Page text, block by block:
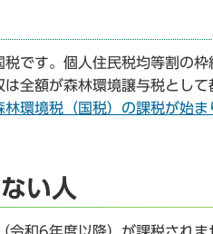
です。個人住民税均等割の枠
全額が森林環境譲与税として
環境税（国税）の課税が始ま
い人